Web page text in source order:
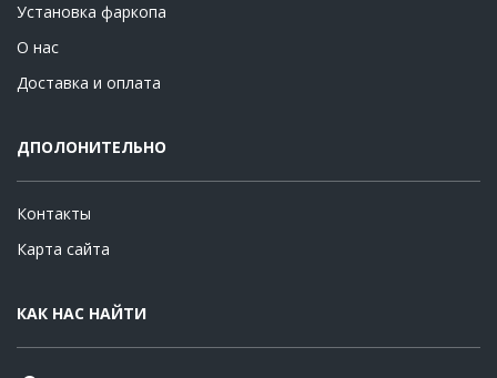
Установка фаркопа
О нас
Доставка и оплата
ДПОЛОНИТЕЛЬНО
Контакты
Карта сайта
КАК НАС НАЙТИ